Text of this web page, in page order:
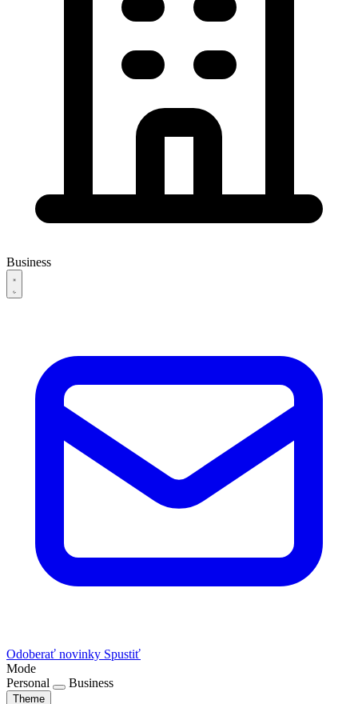
Business
Odoberať novinky Spustiť
Mode
Personal
Business
Theme